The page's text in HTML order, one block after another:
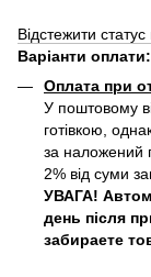
Відстежити
Варіанти оплати:
Оплата при
У поштовому
готівкою,
за наложений
2% від суми
УВАГА!
день після
забираете